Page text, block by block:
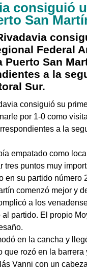
consiguió
San
Federal
Puerto San
a la
Sur.
consiguió su
por 1-0 como
a la
empatado como
tres puntos muy
en su partido número
comenzó mejor y
a los
al partido. El propio
en la cancha y
que rozó en la
Vanni con un